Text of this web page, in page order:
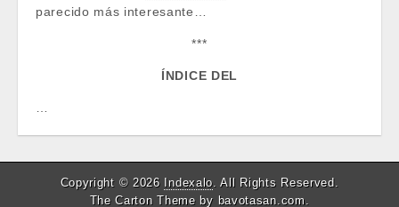
parecido más interesante…
***
ÍNDICE DEL
Copyright © 2026 Indexalo. All Rights Reserved.
The Carton Theme by bavotasan.com.